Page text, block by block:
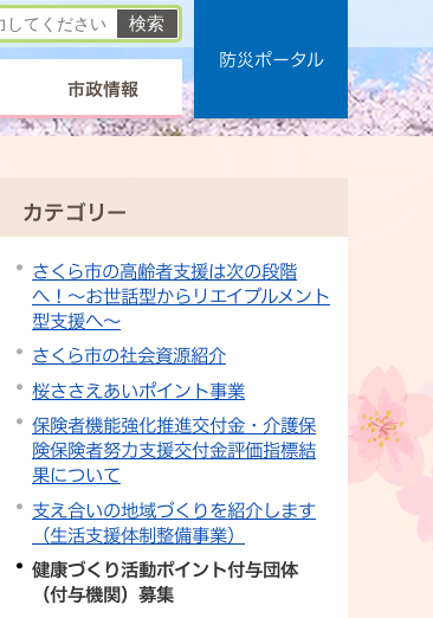
市政情報
防災ポータル
カテゴリー
さくら市の高齢者支援は次の段階
へ！～お世話型からリエイブルメント
型支援へ～
さくら市の社会資源紹介
桜ささえあいポイント事業
保険者機能強化推進交付金・介護保
険保険者努力支援交付金評価指標結
果について
支え合いの地域づくりを紹介します
（生活支援体制整備事業）
健康づくり活動ポイント付与団体
（付与機関）募集